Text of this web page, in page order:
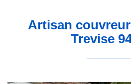
Artisan
Trevise